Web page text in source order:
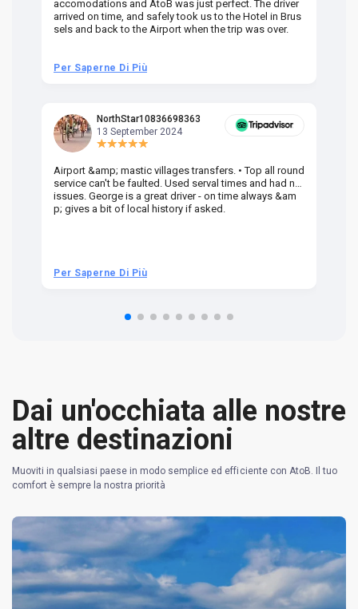
accomodations and AtoB was just perfect. The driver
arrived on time, and safely took us to the Hotel in Brus
sels and back to the Airport when the trip was over.
Per Saperne Di Più
NorthStar10836698363
13 September 2024
Airport &amp; mastic villages transfers. • Top all round
service can't be faulted. Used serval times and had no
issues. George is a great driver - on time always &am
p; gives a bit of local history if asked.
Per Saperne Di Più
Dai un'occhiata alle nostre
altre destinazioni
Muoviti in qualsiasi paese in modo semplice ed efficiente con AtoB. Il tuo
comfort è sempre la nostra priorità